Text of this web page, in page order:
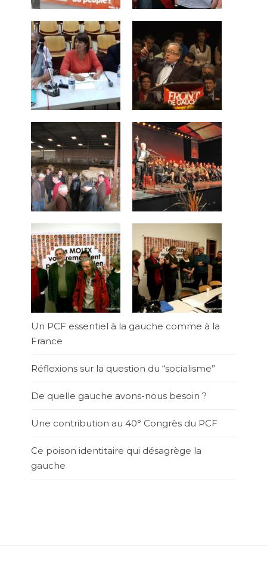
Un PCF essentiel à la gauche comme à la
France
Réflexions sur la question du “socialisme”
De quelle gauche avons-nous besoin ?
Une contribution au 40° Congrès du PCF
Ce poison identitaire qui désagrège la
gauche